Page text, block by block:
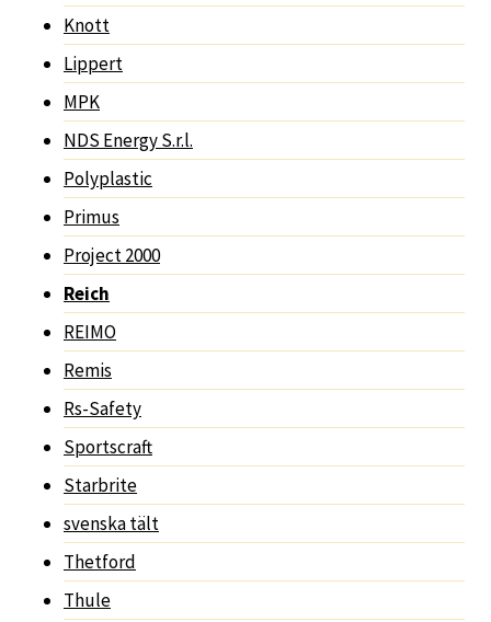
Knott
Lippert
MPK
NDS Energy S.r.l.
Polyplastic
Primus
Project 2000
Reich
REIMO
Remis
Rs-Safety
Sportscraft
Starbrite
svenska tält
Thetford
Thule